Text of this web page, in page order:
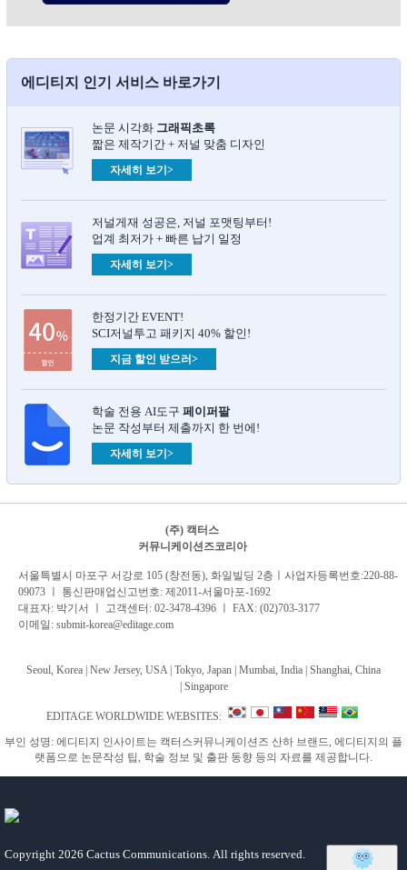
에디티지 인기 서비스 바로가기
논문 시각화 그래픽초록​
짧은 제작기간 + 저널 맞춤 디자인
자세히 보기>
저널게재 성공은, 저널 포맷팅부터!
업계 최저가 + 빠른 납기 일정
자세히 보기>
한정기간 EVENT!
SCI저널투고 패키지 40% 할인!
지금 할인 받으러>
학술 전용 AI도구 페이퍼팔
논문 작성부터 제출까지 한 번에!
자세히 보기>
(주) 캑터스
커뮤니케이션즈코리아
서 울특별시 마포구 서강로 105 (창전동), 화일빌딩 2층 ㅣ사업자등록번호:220-88-
09073 ㅣ 통신판매업신고번호: 제2011-서울마포-1692
대표자: 박기서 ㅣ 고객센터: 02-3478-4396 ㅣ FAX: (02)703-3177
이메일: submit-korea@editage.com
Seoul, Korea | New Jersey, USA | Tokyo, Japan | Mumbai, India | Shanghai, China
Singapore
EDITAGE WORLDWIDE WEBSITES:
부인 성명: 에디티지 인사이트는 캑터스커뮤니케이션즈 산하 브랜드, 에디티지의 플
랫폼으로 논문작성 팁, 학술 정보 및 출판 동향 등의 자료를 제공합니다.
Copyright 2026 Cactus Communications. All rights reserved.